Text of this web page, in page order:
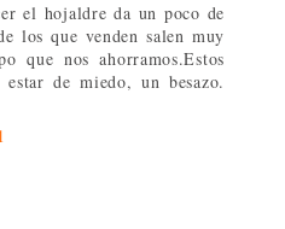
el hojaldre da un poco de
los que venden salen muy
que nos ahorramos.Estos
de miedo, un besazo.